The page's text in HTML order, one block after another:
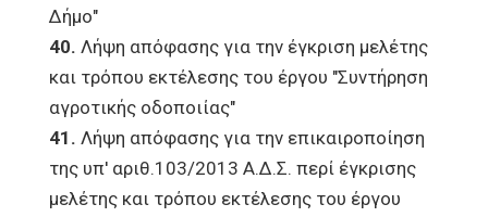
Δήμο"
40. Λήψη απόφασης για την έγκριση μελέτης
και τρόπου εκτέλεσης του έργου "Συντήρηση
αγροτικής οδοποιίας"
41. Λήψη απόφασης για την επικαιροποίηση
της υπ' αριθ.103/2013 Α.Δ.Σ. περί έγκρισης
μελέτης και τρόπου εκτέλεσης του έργου